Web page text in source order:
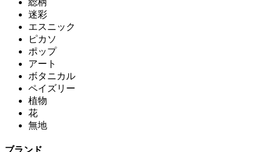
迷彩
エスニック
ピカソ
ポップ
アート
ボタニカル
ペイズリー
植物
花
無地
ブランド